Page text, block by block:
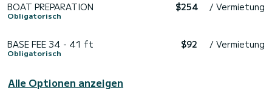
BOAT PREPARATION
Obligatorisch
$254 / Vermietung
BASE FEE 34 - 41 ft
Obligatorisch
$92 / Vermietung
Alle Optionen anzeigen